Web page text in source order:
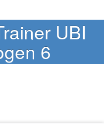
UBI
6